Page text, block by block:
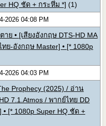
HQ ชัด + กระหึ่ม *] (1)
2026 04:08 PM
ย • [เสียงอังกฤษ DTS-HD MA
ย-อังกฤษ Master] • [* 1080p
2026 04:03 PM
Prophecy (2025) / อ่าน
7.1.Atmos / พากย์ไทย DD
[* 1080p Super HQ ชัด +